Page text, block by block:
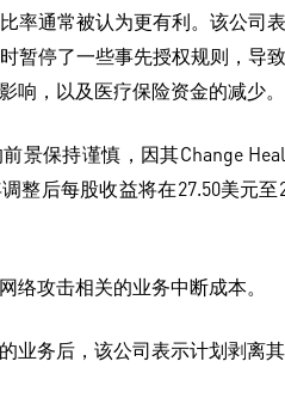
率通常被认为更有利。该公司
暂停了一些事先授权规则，导
响，以及医疗保险资金的减少。
景保持谨慎，因其Change
整后每股收益将在27.50美元
络攻击相关的业务中断成本。
业务后，该公司表示计划剥离其